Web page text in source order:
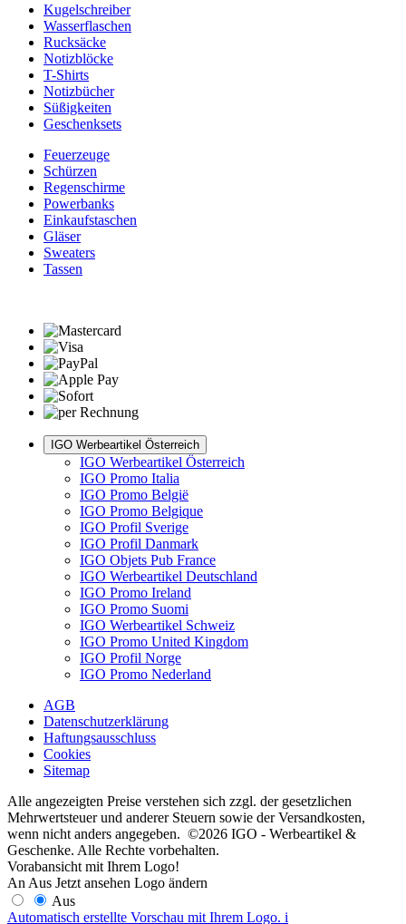
Kugelschreiber
Wasserflaschen
Rucksäcke
Notizblöcke
T-Shirts
Notizbücher
Süßigkeiten
Geschenksets
Feuerzeuge
Schürzen
Regenschirme
Powerbanks
Einkaufstaschen
Gläser
Sweaters
Tassen
IGO Werbeartikel Österreich
IGO Werbeartikel Österreich
IGO Promo Italia
IGO Promo België
IGO Promo Belgique
IGO Profil Sverige
IGO Profil Danmark
IGO Objets Pub France
IGO Werbeartikel Deutschland
IGO Promo Ireland
IGO Promo Suomi
IGO Werbeartikel Schweiz
IGO Promo United Kingdom
IGO Profil Norge
IGO Promo Nederland
AGB
Datenschutzerklärung
Haftungsausschluss
Cookies
Sitemap
Alle angezeigten Preise verstehen sich zzgl. der gesetzlichen
Mehrwertsteuer und anderer Steuern sowie der Versandkosten,
wenn nicht anders angegeben. ©2026 IGO - Werbeartikel &
Geschenke. Alle Rechte vorbehalten.
Vorabansicht mit Ihrem Logo!
An Aus Jetzt ansehen Logo ändern
Aus
Automatisch erstellte Vorschau mit Ihrem Logo. i